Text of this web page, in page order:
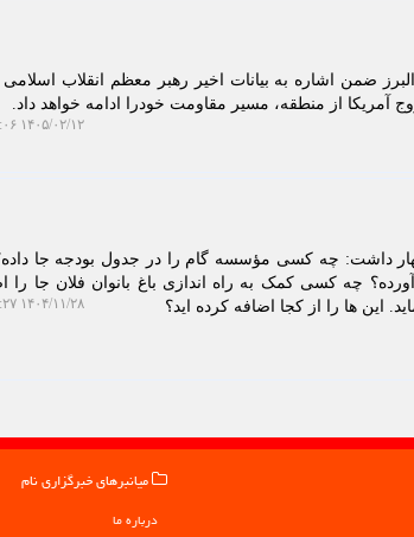
ضمن اشاره به بیانات اخیر رهبر معظم انقلاب اسلامی
آمریکا از منطقه، مسیر مقاومت خودرا ادامه خواهد داد.
۱۴۰۵/۰۲/۱۲ ۱۳:۳۹:۰۶
داشت: چه کسی مؤسسه گام را در جدول بودجه جا
چه کسی کمک به راه اندازی باغ بانوان فلان جا را
این ها را از کجا اضافه کرده اید؟
۱۴۰۴/۱۱/۲۸ ۱۴:۲۲:۲۷
میانبرهای خبرگزاری نام
درباره ما